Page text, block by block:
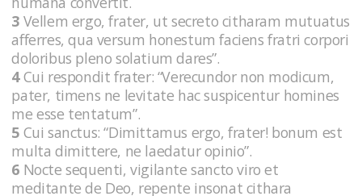
3 Vellem ergo, frater, ut secreto citharam mutuatus
afferres, qua versum honestum faciens fratri corpori
doloribus pleno solatium dares”.
4Cui respondit frater: “Verecundor non modicum,
pater, timens ne levitate hac suspicentur homines
me esse tentatum”.
5 Cui sanctus: “Dimittamus ergo, frater! bonum est
multa dimittere, ne laedatur opinio”.
6 Nocte sequenti, vigilante sancto viro et
meditante de Deo, repente insonat cithara